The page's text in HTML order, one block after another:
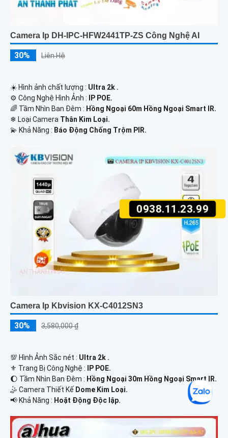
0938.11.23.99
Camera Ip DH-IPC-HFW2441TP-ZS Công Nghệ AI
30% Liên Hệ
☀️ Hình ảnh chất lượng : Ultra 2k .
⚙ Công Nghệ Hình Ảnh :
IP POE.
🌈 Tầm Nhìn Ban Đêm : Hồng Ngoại 60m Hồng Ngoại Smart IR.
❄ Loại Camera Thân Kim Loại.
️💫 Khả Năng : Báo Động Chống Trộm PIR.
Camera Ip Kbvision KX-C4012SN3
30% 3,580,000 ₫
💯 Hình Ảnh Sắc nét : Ultra 2k .
⚜️ Trang Bị Công Nghệ :
IP POE.
🌔 Tầm Nhìn Ban Đêm : Hồng Ngoại 30m Hồng Ngoại Smart IR.
🤹 Camera Thiết Kế Dome Kim Loại.
️📢 Khả Năng : Hoặt Động Độc lập.